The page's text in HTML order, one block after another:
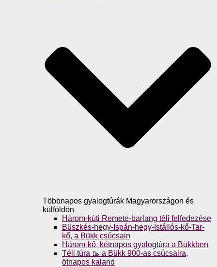
Többnapos gyalogtúrák Magyarországon és
külföldön
Három-kúti Remete-barlang téli felfedezése
Büszkés-hegy-Ispán-hegy-Istállós-kő-Tar-
kő, a Bükk csúcsain
Három-kő, kétnapos gyalogtúra a Bükkben
Téli túra 🥾 a Bükk 900-as csúcsaira,
ötnapos kaland